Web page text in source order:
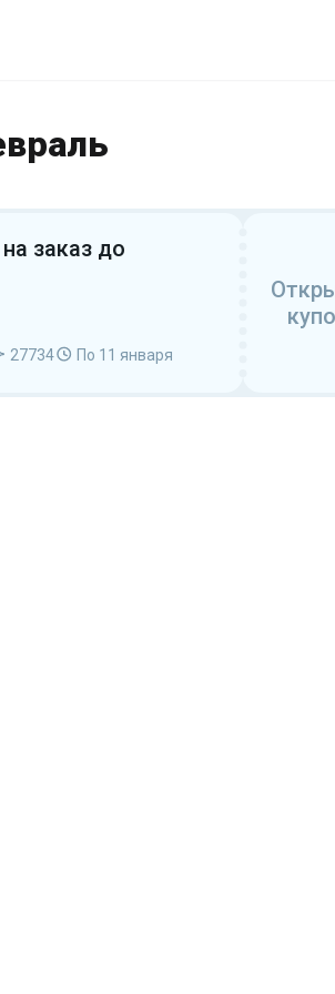
заказ до
27734 По 11 января